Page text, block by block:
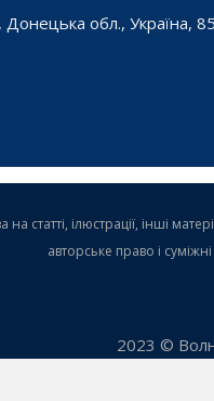
обл., Україна,
на статті, ілюстрації, інші
авторське право і
2023 ©